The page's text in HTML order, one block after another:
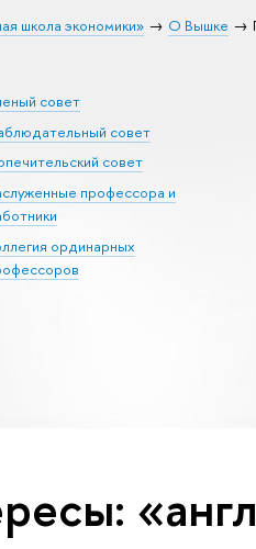
школа экономики» О Вышке
совет
совет
совет
профессора и
ординарных